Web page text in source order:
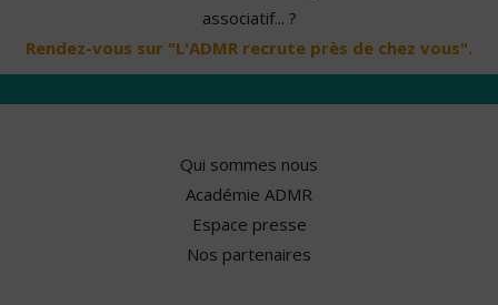
associatif... ?
Rendez-vous sur "L'ADMR recrute près de chez vous".
Qui sommes nous
Académie ADMR
Espace presse
Nos partenaires